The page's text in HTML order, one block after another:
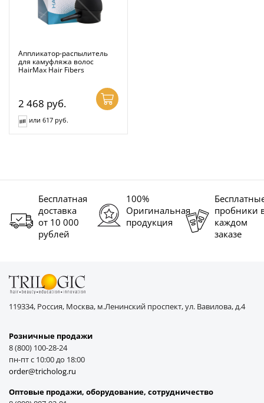
Аппликатор-распылитель
для камуфляжа волос
HairMax Hair Fibers
2 468 руб.
или 617 руб.
Бесплатная
доставка
от 10 000
рублей
100%
Оригинальная
продукция
пробники
каждом
заказе
119334, Россия, Москва, м.Ленинский проспект, ул. Вавилова, д.4
Розничные продажи
8 (800) 100-28-24
пн-пт с 10:00 до 18:00
order@tricholog.ru
Оптовые продажи, оборудование, cотрудничество